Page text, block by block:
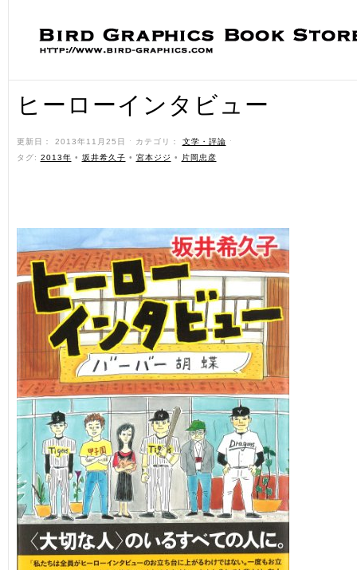
ヒーローインタビュー
更新日： 2013年11月25日 ˑ カテゴリ： 文学・評論 ˑ
タグ: 2013年 • 坂井希久子 • 宮本ジジ • 片岡忠彦